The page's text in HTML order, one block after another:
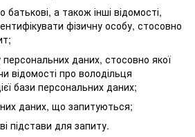
батькові, а також інші відомості,
фізичну особу, стосовно
персональних даних, стосовно якої
відомості про володільця
бази персональних даних;
даних, що запитуються;
підстави для запиту.